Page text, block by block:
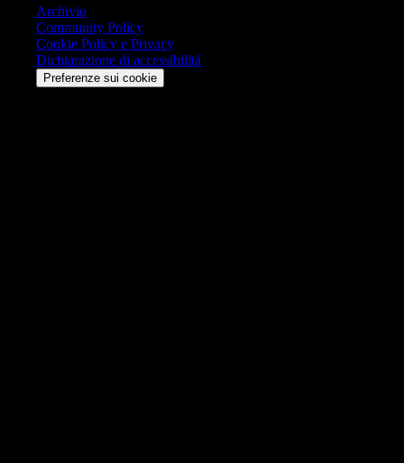
Archivio
Community Policy
Cookie Policy e Privacy
Dichiarazione di accessibilità
Preferenze sui cookie